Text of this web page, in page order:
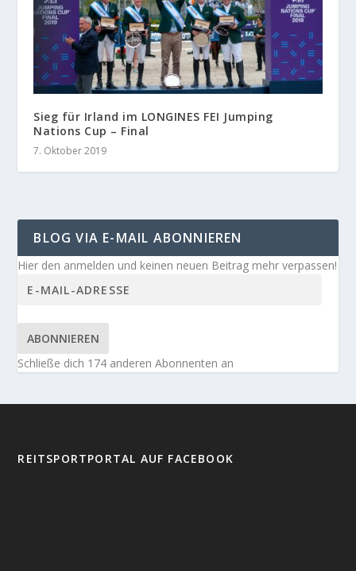
Sieg für Irland im LONGINES FEI Jumping
Nations Cup – Final
7. Oktober 2019
BLOG VIA E-MAIL ABONNIEREN
Hier den anmelden und keinen neuen Beitrag mehr verpassen!
ABONNIEREN
Schließe dich 174 anderen Abonnenten an
REITSPORTPORTAL AUF FACEBOOK